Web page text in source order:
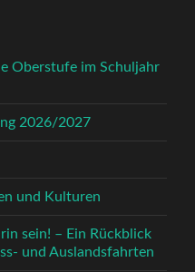
Oberstufe im Schuljahr
2026/2027
und Kulturen
sein! – Ein Rückblick
und Auslandsfahrten